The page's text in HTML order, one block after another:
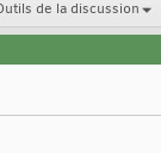
de la discussion